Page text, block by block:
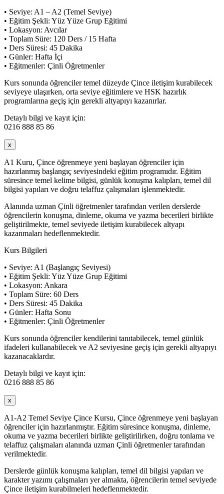
• Seviye: A1 – A2 (Temel Seviye)
• Eğitim Şekli: Yüz Yüze Grup Eğitimi
• Lokasyon: Avcılar
• Toplam Süre: 120 Ders / 15 Hafta
• Ders Süresi: 45 Dakika
• Günler: Hafta İçi
• Eğitmenler: Çinli Öğretmenler
Kurs sonunda öğrenciler temel düzeyde Çince iletişim kurabilecek
seviyeye ulaşırken, orta seviye eğitimlere ve HSK hazırlık
programlarına geçiş için gerekli altyapıyı kazanırlar.
Detaylı bilgi ve kayıt için:
0216 888 85 86
x
A1 Kuru, Çince öğrenmeye yeni başlayan öğrenciler için
hazırlanmış başlangıç seviyesindeki eğitim programıdır. Eğitim
süresince temel kelime bilgisi, günlük konuşma kalıpları, temel dil
bilgisi yapıları ve doğru telaffuz çalışmaları işlenmektedir.
Alanında uzman Çinli öğretmenler tarafından verilen derslerde
öğrencilerin konuşma, dinleme, okuma ve yazma becerileri birlikte
geliştirilmekte, temel seviyede iletişim kurabilecek altyapı
kazanmaları hedeflenmektedir.
Kurs Bilgileri
• Seviye: A1 (Başlangıç Seviyesi)
• Eğitim Şekli: Yüz Yüze Grup Eğitimi
• Lokasyon: Ankara
• Toplam Süre: 60 Ders
• Ders Süresi: 45 Dakika
• Günler: Hafta Sonu
• Eğitmenler: Çinli Öğretmenler
Kurs sonunda öğrenciler kendilerini tanıtabilecek, temel günlük
ifadeleri kullanabilecek ve A2 seviyesine geçiş için gerekli altyapıyı
kazanacaklardır.
Detaylı bilgi ve kayıt için:
0216 888 85 86
x
A1-A2 Temel Seviye Çince Kursu, Çince öğrenmeye yeni başlayan
öğrenciler için hazırlanmıştır. Eğitim süresince konuşma, dinleme,
okuma ve yazma becerileri birlikte geliştirilirken, doğru tonlama ve
telaffuz çalışmaları alanında uzman Çinli öğretmenler tarafından
verilmektedir.
Derslerde günlük konuşma kalıpları, temel dil bilgisi yapıları ve
karakter yazımı çalışmaları yer almakta, öğrencilerin temel seviyede
Çince iletişim kurabilmeleri hedeflenmektedir.